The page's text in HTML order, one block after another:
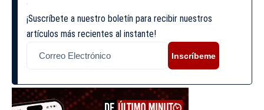
¡Suscríbete a nuestro boletín para recibir nuestros
artículos más recientes al instante!
Inscríbeme